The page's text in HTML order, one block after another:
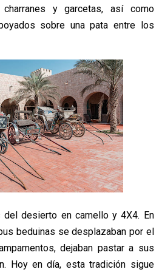
y garcetas, así como
sobre una pata entre los
del desierto en camello y 4X4. En
beduinas se desplazaban por el
dejaban pastar a sus
Hoy en día, esta tradición sigue